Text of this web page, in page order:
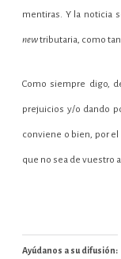
mentiras. Y la noticia
newtributaria, como
Como siempre digo,
prejuicios y/o dando
conviene o bien, por
que no sea de vuestro
Ayúdanos a su difusión: